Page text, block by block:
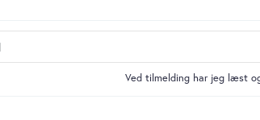
Ved tilmelding har jeg læst